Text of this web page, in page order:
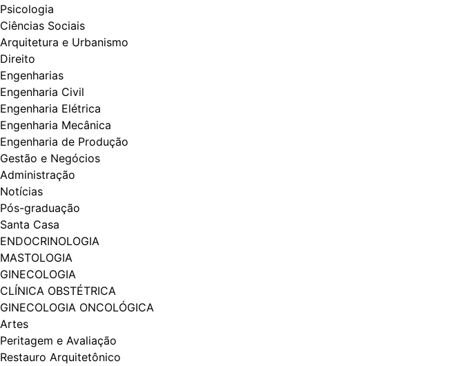
Psicologia
Ciências Sociais
Arquitetura e Urbanismo
Direito
Engenharias
Engenharia Civil
Engenharia Elétrica
Engenharia Mecânica
Engenharia de Produção
Gestão e Negócios
Administração
Notícias
Pós-graduação
Santa Casa
ENDOCRINOLOGIA
MASTOLOGIA
GINECOLOGIA
CLÍNICA OBSTÉTRICA
GINECOLOGIA ONCOLÓGICA
Artes
Peritagem e Avaliação
Restauro Arquitetônico